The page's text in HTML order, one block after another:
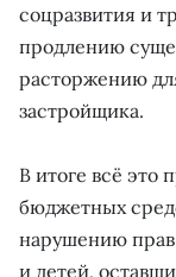
соцразвития и
продлению
расторжению
застройщика.
В итоге всё это
бюджетных
нарушению прав
и детей,